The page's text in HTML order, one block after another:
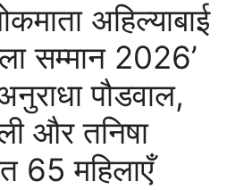
अहिल्याबाई
सम्मान 2026’
पौडवाल,
और तनिषा
65 महिलाएँ